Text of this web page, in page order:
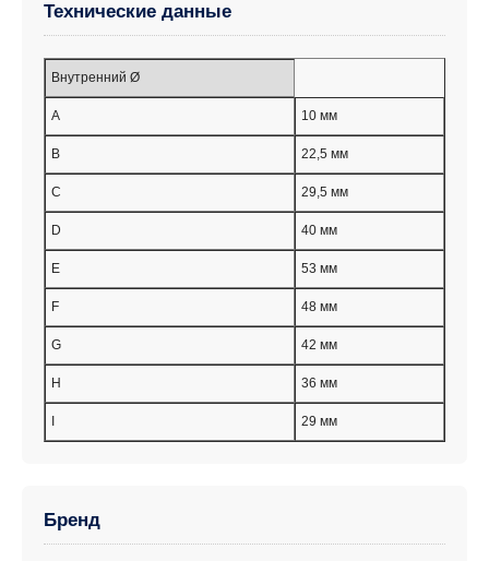
Технические данные
Внутренний Ø
A 10 мм
B 22,5 мм
C 29,5 мм
D 40 мм
E 53 мм
F 48 мм
G 42 мм
H 36 мм
I 29 мм
Бренд